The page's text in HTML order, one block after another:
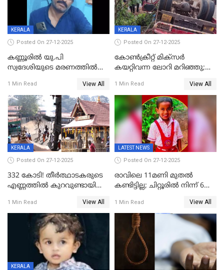
KERALA
Posted On 27-12-2025
കണ്ണൂരിൽ യു.പി
സ്വദേശിയുടെ മരണത്തിൽ
കേസ്; തർക്കമുണ്ടായത്
ഫേഷ്യലിന് 300 രൂപ
ആവശ്യപ്പെട്ടതിനെച്ചൊല്ലി
1 Min Read View All
KERALA
Posted On 27-12-2025
കോണ്‍ക്രീറ്റ് മിക്‌സര്‍
കയറ്റിവന്ന ലോറി മറിഞ്ഞു;
അപകടം കണ്ണൂരിൽ
1 Min Read View All
KERALA
Posted On 27-12-2025
332 കോടി! തീർത്ഥാടകരുടെ
എണ്ണത്തിൽ കുറവുണ്ടായിട്ടും
കുതിച്ചുയരുന്നു
1 Min Read View All
LATEST NEWS
Posted On 27-12-2025
രാവിലെ 11മണി മുതൽ
കണ്ടിട്ടില്ല; ചിറ്റൂരിൽ നിന്ന് 6
1 Min Read View All
KERALA